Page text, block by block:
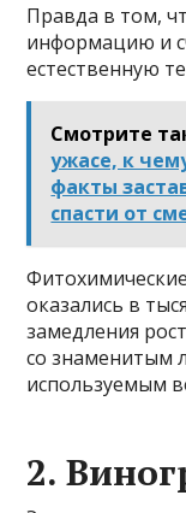
Правда в том,
информацию и
естественную
Смотрите
ужасе, к
факты
спасти от
оказались в
замедления
со знаменитым
используемым
2.